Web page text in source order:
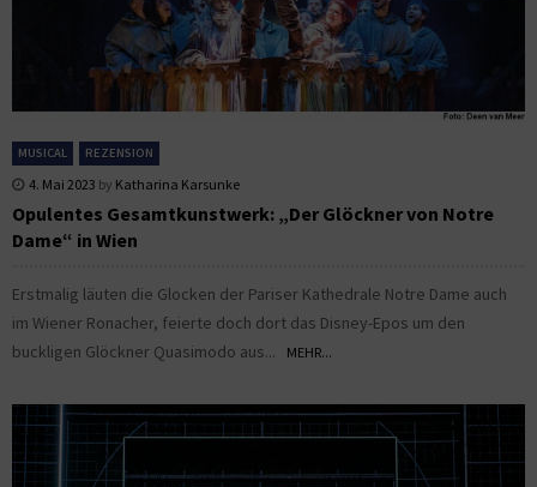
MUSICAL REZENSION
4. Mai 2023 by Katharina Karsunke
Opulentes Gesamtkunstwerk: „Der Glöckner von Notre
Dame“ in Wien
Erstmalig läuten die Glocken der Pariser Kathedrale Notre Dame auch
im Wiener Ronacher, feierte doch dort das Disney-Epos um den
buckligen Glöckner Quasimodo aus...
MEHR...